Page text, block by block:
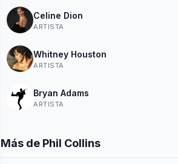
Celine Dion
ARTISTA
Whitney Houston
ARTISTA
Bryan Adams
ARTISTA
Más de Phil Collins